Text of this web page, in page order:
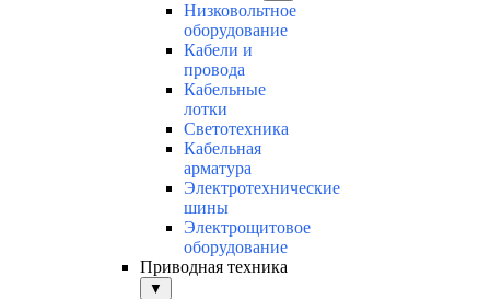
Низковольтное
оборудование
Кабели и
провода
Кабельные
лотки
Светотехника
Кабельная
арматура
Электротехнические
шины
Электрощитовое
оборудование
Приводная техника
▼